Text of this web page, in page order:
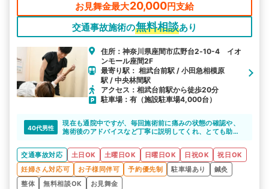
お見舞金最大20,000円支給
交通事故施術の無料相談あり
住所：神奈川県座間市広野台2‐10-4 イオ
ンモール座間2F
最寄り駅： 相武台前駅 / 小田急相模原
駅 / 中央林間駅
アクセス：相武台前駅から徒歩20分
駐車場：有（施設駐車場4,000台）
40代男性
現在も通院中ですが、毎回施術前に痛みの状態の確認や、
施術後のアドバイスなど丁寧に説明してくれ、とても助か
交通事故対応
土日OK 土曜日OK 日曜日OK 日祝OK
祝日OK
妊婦さん対応可
お子様同伴可 予約優先制 駐車場あり
鍼灸
整体
無料相談OK お見舞金